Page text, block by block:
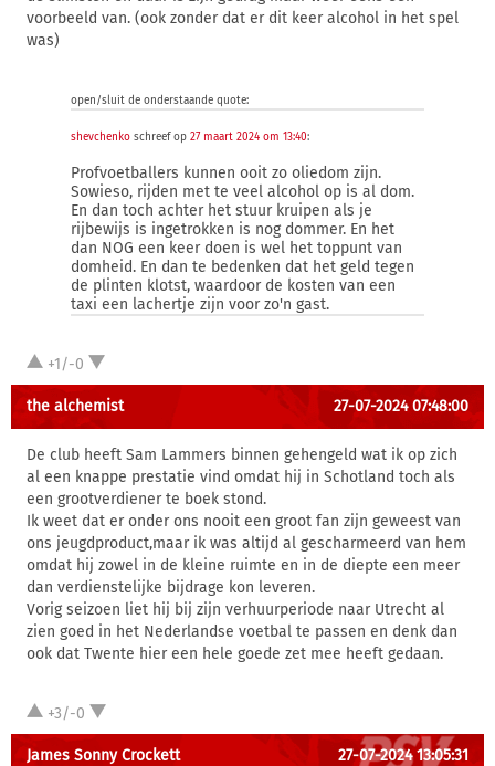
voorbeeld van. (ook zonder dat er dit keer alcohol in het spel
was)
open/sluit de onderstaande quote:
shevchenko schreef op 27 maart 2024 om 13:40:
Profvoetballers kunnen ooit zo oliedom zijn.
Sowieso, rijden met te veel alcohol op is al dom.
En dan toch achter het stuur kruipen als je
rijbewijs is ingetrokken is nog dommer. En het
dan NOG een keer doen is wel het toppunt van
domheid. En dan te bedenken dat het geld tegen
de plinten klotst, waardoor de kosten van een
taxi een lachertje zijn voor zo'n gast.
+1/-0
the alchemist 27-07-2024 07:48:00
De club heeft Sam Lammers binnen gehengeld wat ik op zich
al een knappe prestatie vind omdat hij in Schotland toch als
een grootverdiener te boek stond.
Ik weet dat er onder ons nooit een groot fan zijn geweest van
ons jeugdproduct,maar ik was altijd al gescharmeerd van hem
omdat hij zowel in de kleine ruimte en in de diepte een meer
dan verdienstelijke bijdrage kon leveren.
Vorig seizoen liet hij bij zijn verhuurperiode naar Utrecht al
zien goed in het Nederlandse voetbal te passen en denk dan
ook dat Twente hier een hele goede zet mee heeft gedaan.
+3/-0
James Sonny Crockett 27-07-2024 13:05:31